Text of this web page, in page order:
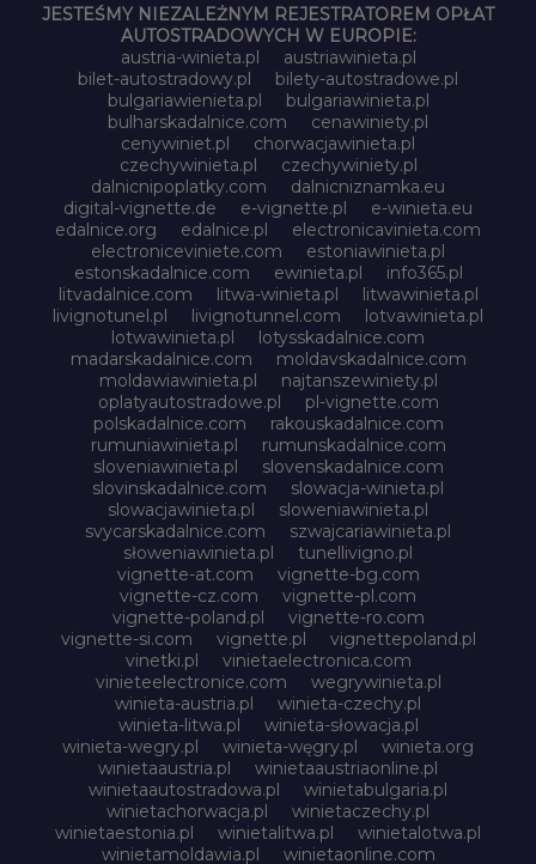
JESTEŚMY NIEZALEŻNYM REJESTRATOREM OPŁAT
AUTOSTRADOWYCH W EUROPIE:
austria-winieta.pl
austriawinieta.pl
bilet-autostradowy.pl
bilety-autostradowe.pl
bulgariawienieta.pl
bulgariawinieta.pl
bulharskadalnice.com
cenawiniety.pl
cenywiniet.pl
chorwacjawinieta.pl
czechywinieta.pl
czechywiniety.pl
dalnicnipoplatky.com
dalnicniznamka.eu
digital-vignette.de
e-vignette.pl
e-winieta.eu
edalnice.org
edalnice.pl
electronicavinieta.com
electroniceviniete.com
estoniawinieta.pl
estonskadalnice.com
ewinieta.pl
info365.pl
litvadalnice.com
litwa-winieta.pl
litwawinieta.pl
livignotunel.pl
livignotunnel.com
lotvawinieta.pl
lotwawinieta.pl
lotysskadalnice.com
madarskadalnice.com
moldavskadalnice.com
moldawiawinieta.pl
najtanszewiniety.pl
oplatyautostradowe.pl
pl-vignette.com
polskadalnice.com
rakouskadalnice.com
rumuniawinieta.pl
rumunskadalnice.com
sloveniawinieta.pl
slovenskadalnice.com
slovinskadalnice.com
slowacja-winieta.pl
slowacjawinieta.pl
sloweniawinieta.pl
svycarskadalnice.com
szwajcariawinieta.pl
słoweniawinieta.pl
tunellivigno.pl
vignette-at.com
vignette-bg.com
vignette-cz.com
vignette-pl.com
vignette-poland.pl
vignette-ro.com
vignette-si.com
vignette.pl
vignettepoland.pl
vinetki.pl
vinietaelectronica.com
vinieteelectronice.com
wegrywinieta.pl
winieta-austria.pl
winieta-czechy.pl
winieta-litwa.pl
winieta-słowacja.pl
winieta-wegry.pl
winieta-węgry.pl
winieta.org
winietaaustria.pl
winietaaustriaonline.pl
winietaautostradowa.pl
winietabulgaria.pl
winietachorwacja.pl
winietaczechy.pl
winietaestonia.pl
winietalitwa.pl
winietalotwa.pl
winietamoldawia.pl
winietaonline.com